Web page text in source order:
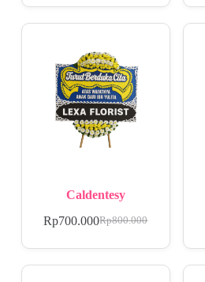
Caldentesy
Rp800.000
Rp700.000